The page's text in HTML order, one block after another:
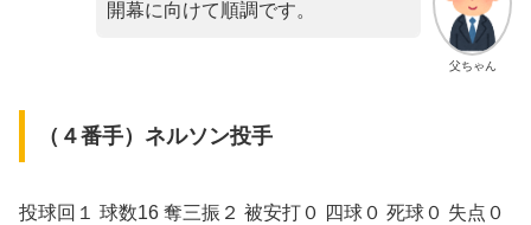
父ちゃん
開幕に向けて順調です。
（４番手）ネルソン投手
投球回１ 球数16 奪三振２ 被安打０ 四球０ 死球０ 失点０